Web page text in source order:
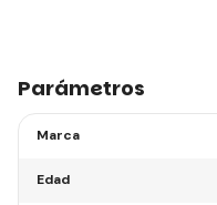
Parámetros
Marca
Edad